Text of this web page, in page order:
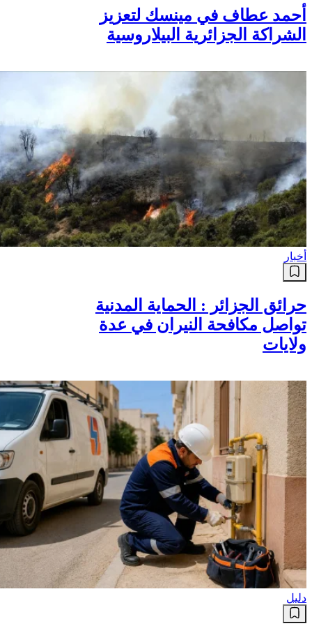
أحمد عطاف في مينسك لتعزيز
الشراكة الجزائرية البيلاروسية
أخبار
حرائق الجزائر : الحماية المدنية
تواصل مكافحة النيران في عدة
ولايات
دليل